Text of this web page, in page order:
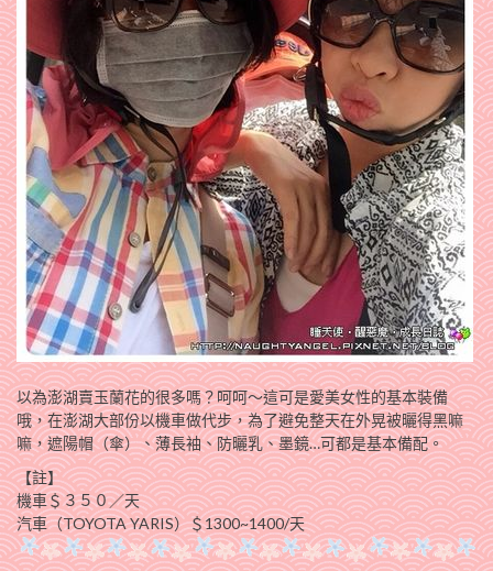
以為澎湖賣玉蘭花的很多嗎？呵呵～這可是愛美女性的基本裝備
哦，在澎湖大部份以機車做代步，為了避免整天在外晃被曬得黑嘛
嘛，遮陽帽（傘）、薄長袖、防曬乳、墨鏡…可都是基本備配。
【註】
機車＄３５０／天
汽車（TOYOTA YARIS）＄1300~1400/天